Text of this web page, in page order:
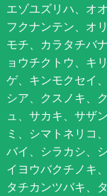
エゾユズリハ、オ
フクナンテン、オ
モチ、カラタチバ
ョウチクトウ、キ
ゲ、キンモクセイ
シア、クスノキ、
ュ、サカキ、サザ
ミ、シマトネリコ
バイ、シラカシ、
イヨウバクチノキ
タチカンツバキ、